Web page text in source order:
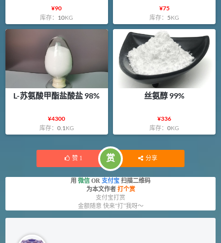
¥90
库存： 10KG
¥75
库存： 5KG
L-苏氨酸甲酯盐酸盐 98%
¥4300
库存： 0.1KG
丝氨醇 99%
¥336
库存：0KG
赞 1 赏 分享
用 微信 OR 支付宝 扫描二维码
为本文作者 打个赏
支付宝打赏
金额随意 快来“打”我呀～